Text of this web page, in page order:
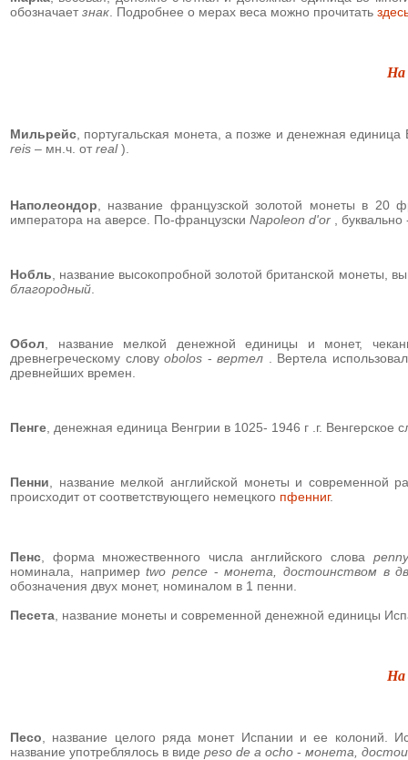
обозначает знак . Подробнее о мерах веса можно прочитать
На
Мильрейс португальская монета, а позже и денежная
reis – мн.ч. от real).
Наполеондор , название французской золотой монеты в 20
императора на аверсе. По-французски Napoleon d'or ,
Нобль , название высокопробной золотой британской монеты,
благородный
Обол
название мелкой денежной единицы и монет,
древнегреческому словуobolos -вертел
. Вертела
древнейших времен.
Пенгe денежная единица Венгрии в 1025- 1946 г .г. Венгерское
Пенни , название мелкой английской монеты и современной
происходит от соответствующего немецкого пфенниг.
Пенс , форма множественного числа английского слова
номинала, напримерtwo pence -монета, достоинством в
обозначения двух монет, номиналом в 1 пенни.
Песета название монеты и современной денежной единицы
На
Песо , название целого ряда монет Испании и ее колоний.
название употреблялось в виде peso de a ocho - монета,